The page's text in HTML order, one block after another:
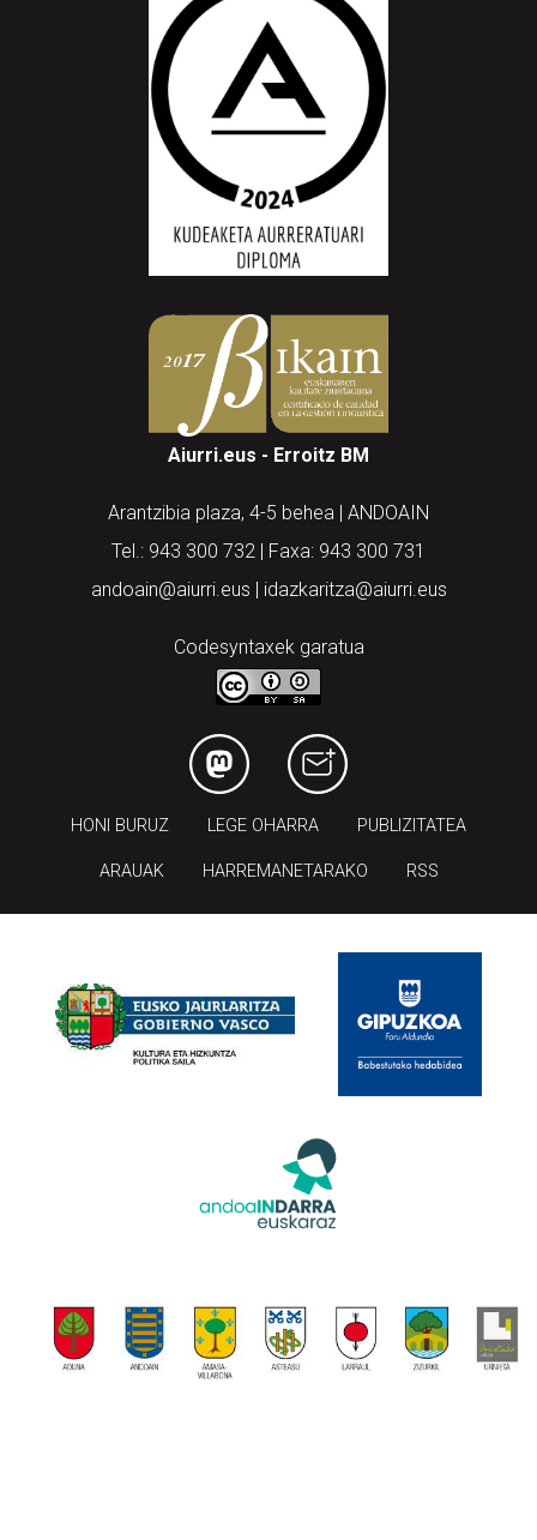
Aiurri.eus - Erroitz BM
Arantzibia plaza, 4-5 behea | ANDOAIN
Tel.: 943 300 732 | Faxa: 943 300 731
andoain@aiurri.eus | idazkaritza@aiurri.eus
Codesyntaxek garatua
HONI BURUZ LEGE OHARRA PUBLIZITATEA
ARAUAK HARREMANETARAKO RSS